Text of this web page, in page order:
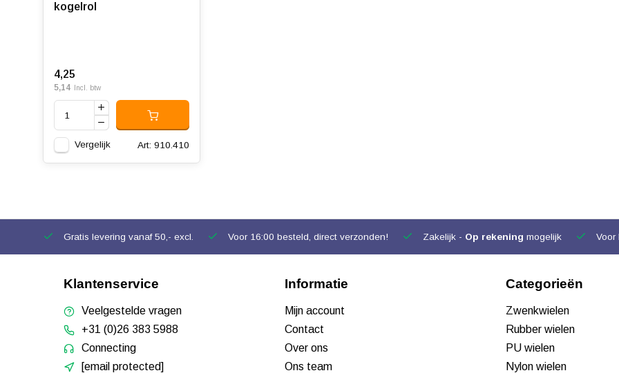
kogelrol
4,25
5,14 Incl. btw
Vergelijk Art: 910.410
Gratis levering vanaf 50,- excl. Voor 16:00 besteld, direct verzonden! Zakelijk - Op rekening mogelijk Voor
Klantenservice
Veelgestelde vragen
+31 (0)26 383 5988
Connecting
[email protected]
Informatie
Mijn account
Contact
Over ons
Ons team
Categorieën
Zwenkwielen
Rubber wielen
PU wielen
Nylon wielen